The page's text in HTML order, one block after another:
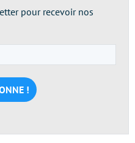
pour recevoir nos